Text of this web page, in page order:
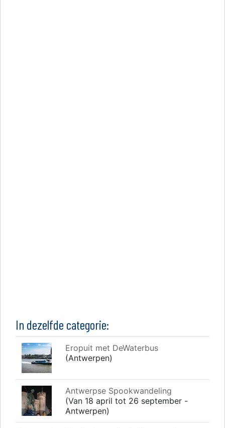
In dezelfde categorie:
Eropuit met DeWaterbus
(Antwerpen)
Antwerpse Spookwandeling
(Van 18 april tot 26 september -
Antwerpen)